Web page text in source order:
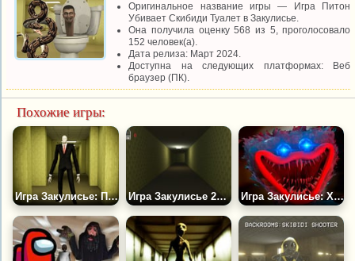
Оригинальное название игры — Игра Питон
Убивает Скибиди Туалет в Закулисье.
Она получила оценку 568 из 5, проголосовало
152 человек(а).
Дата релиза: Март 2024.
Доступна на следующих платформах: Веб
браузер (ПК).
Похожие игры:
Игра Закулисье: Побег от Слендермена Игра Закулисье 2024 Игра Закулисье: Хаги Ваги Раннер